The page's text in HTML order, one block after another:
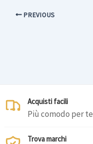
PREVIOUS
Acquisti facili
Più comodo per te
Trova marchi